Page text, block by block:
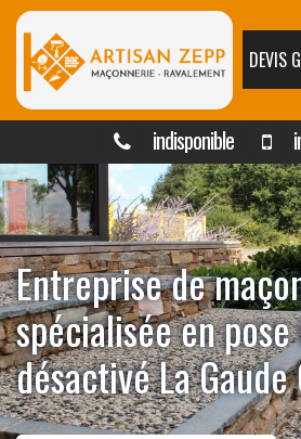
DEVIS
indisponible
Entreprise de
spécialisée en
désactivé La